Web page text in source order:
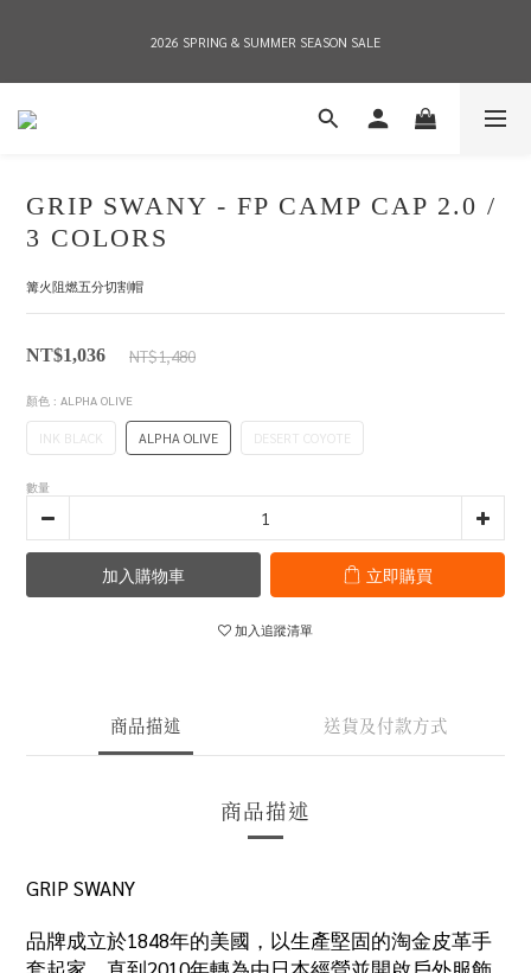
2026 SPRING & SUMMER SEASON SALE
2026 SPRING & SUMMER SEASON SALE
全店消費滿NT$8,000 享有7-11店到店免運費，NT$10,000店到店與宅配到府免運費
2026 SPRING & SUMMER SEASON SALE
GRIP SWANY - FP CAMP CAP 2.0 /
3 COLORS
篝火阻燃五分切割帽
NT$1,036 NT$1,480
顏色 : ALPHA OLIVE
INK BLACK ALPHA OLIVE DESERT COYOTE
數量
加入購物車 立即購買
加入追蹤清單
商品描述 送貨及付款方式
商品描述
GRIP SWANY
品牌成立於1848年的美國，以生產堅固的淘金皮革手